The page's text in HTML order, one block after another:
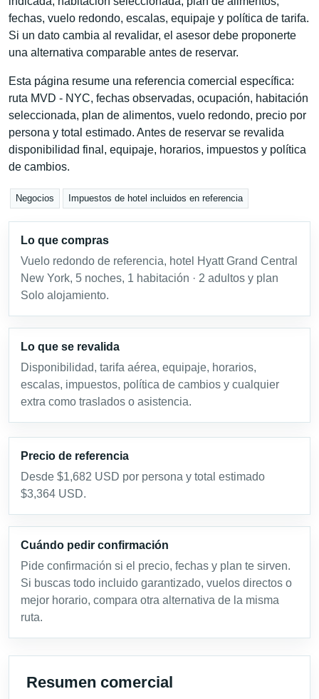
fechas, vuelo redondo, escalas, equipaje y política de tarifa.
Si un dato cambia al revalidar, el asesor debe proponerte
una alternativa comparable antes de reservar.
Esta página resume una referencia comercial específica:
ruta MVD - NYC, fechas observadas, ocupación, habitación
seleccionada, plan de alimentos, vuelo redondo, precio por
persona y total estimado. Antes de reservar se revalida
disponibilidad final, equipaje, horarios, impuestos y política
de cambios.
Negocios Impuestos de hotel incluidos en referencia
Lo que compras
Vuelo redondo de referencia, hotel Hyatt Grand Central
New York, 5 noches, 1 habitación · 2 adultos y plan
Solo alojamiento.
Lo que se revalida
Disponibilidad, tarifa aérea, equipaje, horarios,
escalas, impuestos, política de cambios y cualquier
extra como traslados o asistencia.
Precio de referencia
Desde $1,682 USD por persona y total estimado
$3,364 USD.
Cuándo pedir confirmación
Pide confirmación si el precio, fechas y plan te sirven.
Si buscas todo incluido garantizado, vuelos directos o
mejor horario, compara otra alternativa de la misma
ruta.
Resumen comercial